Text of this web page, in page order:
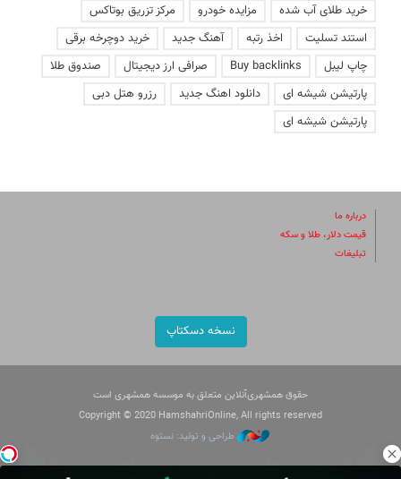
خرید طلای آب شده
مزایده خودرو
مرکز تزریق بوتاکس
استند تسلیت
اخذ رتبه آهنگ جدید
خرید دوچرخه برقی
چاپ لیبل
Buy backlinks صرافی ارز دیجیتال
صندوق طلا
پارتیشن شیشه ای
دانلود اهنگ جدید
رزرو هتل دبی
پارتیشن شیشه ای
درباره ما
قیمت دلار، طلا و سکه
تبلیغات
نسخه دسکتاپ
حقوق همشهری‌آنلاین متعلق به موسسه همشهری است
Copyright © 2020 HamshahriOnline, All rights reserved
طراحی و تولید: نستوه